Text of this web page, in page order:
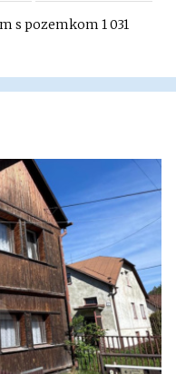
s pozemkom 1 031